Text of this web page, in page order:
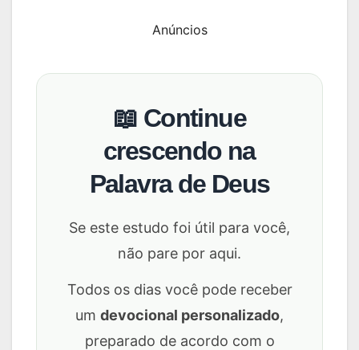
Anúncios
📖 Continue
crescendo na
Palavra de Deus
Se este estudo foi útil para você,
não pare por aqui.
Todos os dias você pode receber
um devocional personalizado,
preparado de acordo com o